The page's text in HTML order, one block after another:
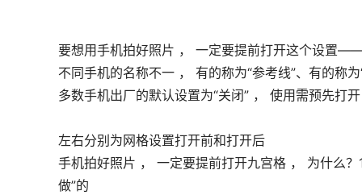
要想用手机拍好照片 ， 一定要提前打开这个设置
不同手机的名称不一 ， 有的称为“参考线”、有的称为
多数手机出厂的默认设置为“关闭” ， 使用需预先打
左右分别为网格设置打开前和打开后
手机拍好照片 ， 一定要提前打开九宫格 ， 为什么
做”的